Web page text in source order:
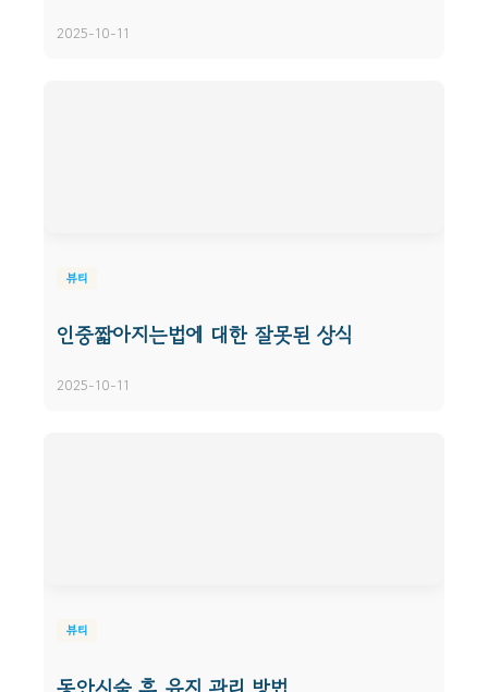
2025-10-11
뷰티
인중짧아지는법에 대한 잘못된 상식
2025-10-11
뷰티